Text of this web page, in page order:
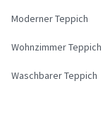
Moderner Teppich
Wohnzimmer Teppich
Waschbarer Teppich